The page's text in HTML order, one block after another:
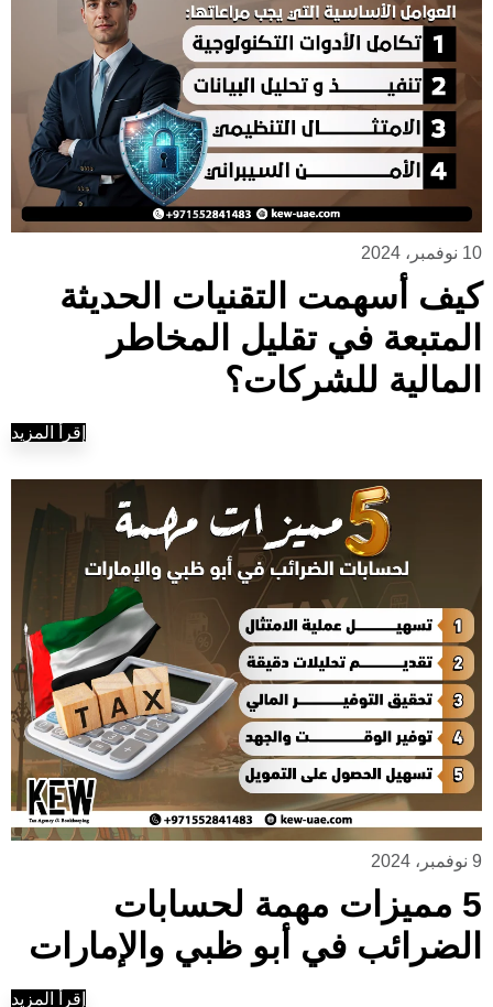
10 نوفمبر، 2024
كيف أسهمت التقنيات الحديثة
المتبعة في تقليل المخاطر
المالية للشركات؟
إقرأ المزيد
9 نوفمبر، 2024
5 مميزات مهمة لحسابات
الضرائب في أبو ظبي والإمارات
إقرأ المزيد